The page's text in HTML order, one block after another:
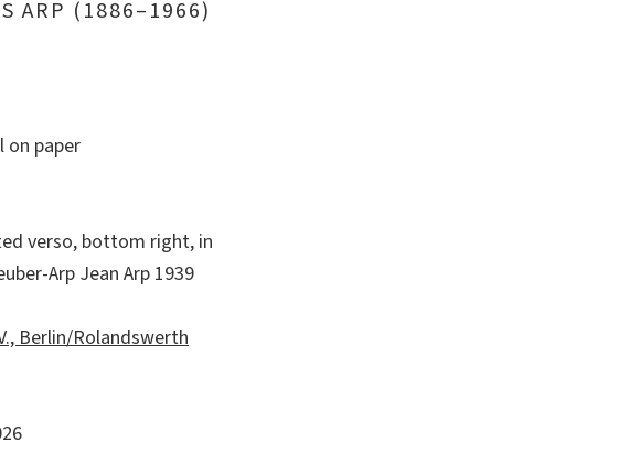
ARP (1886–1966)
on paper
verso, bottom right, in
Arp Jean Arp 1939
Berlin/Rolandswerth